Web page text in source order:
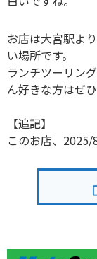
お店は大宮駅よ
い場所です。
ランチツーリン
ん好きな方はぜ
【追記】
このお店、